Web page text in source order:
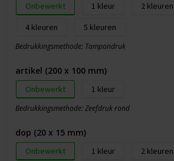
Onbewerkt 1 2
4
5
Bedrukkingsmethode: Tampondruk
artikel (200 x 100 mm)
Onbewerkt 1
Bedrukkingsmethode: Zeefdruk rond
dop (20 x 15 mm)
Onbewerkt 1 2